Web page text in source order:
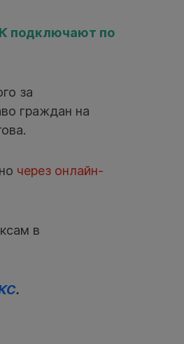
подключают по
за
граждан на
через онлайн-
в
.